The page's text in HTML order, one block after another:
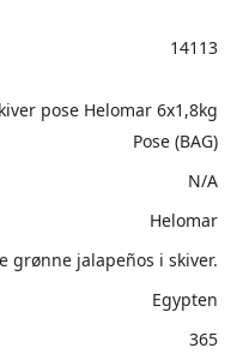
14113
pose Helomar 6x1,8kg
Pose (BAG)
N/A
Helomar
grønne jalapeños i skiver.
Egypten
365